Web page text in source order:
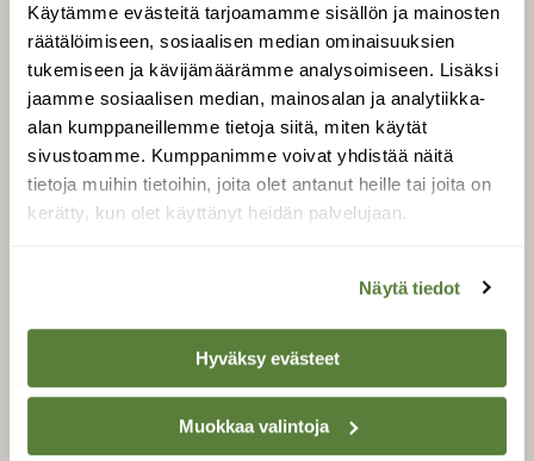
Käytämme evästeitä tarjoamamme sisällön ja mainosten
räätälöimiseen, sosiaalisen median ominaisuuksien
tukemiseen ja kävijämäärämme analysoimiseen. Lisäksi
jaamme sosiaalisen median, mainosalan ja analytiikka-
alan kumppaneillemme tietoja siitä, miten käytät
sivustoamme. Kumppanimme voivat yhdistää näitä
tietoja muihin tietoihin, joita olet antanut heille tai joita on
kerätty, kun olet käyttänyt heidän palvelujaan.
Näytä tiedot
Hyväksy evästeet
Muokkaa valintoja
Äänestä parasta juttua
Tilaa uutiskirje
SUOMEN LUONNON­
SUOJELU­LIITTO
Suomen Luonto -lehden
luonnonsuojelu­liitto.